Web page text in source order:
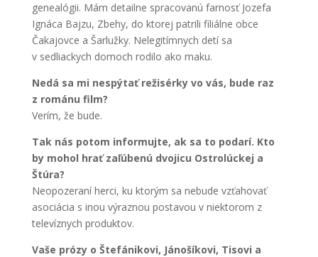
genealógii. Mám detailne spracovanú farnosť Jozefa
Ignáca Bajzu, Zbehy, do ktorej patrili filiálne obce
Čakajovce a Šarlužky. Nelegitímnych detí sa
v sedliackych domoch rodilo ako maku.
Nedá sa mi nespýtať režisérky vo vás, bude raz
z románu film?
Verím, že bude.
Tak nás potom informujte, ak sa to podarí. Kto
by mohol hrať zaľúbenú dvojicu Ostrolúckej a
Štúra?
Neopozeraní herci, ku ktorým sa nebude vzťahovať
asociácia s inou výraznou postavou v niektorom z
televíznych produktov.
Vaše prózy o Štefánikovi, Jánošíkovi, Tisovi a